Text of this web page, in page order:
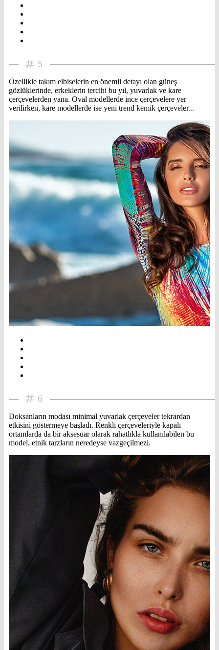
5
Özellikle takım elbiselerin en önemli detayı olan güneş
gözlüklerinde, erkeklerin tercihi bu yıl, yuvarlak ve kare
çerçevelerden yana. Oval modellerde ince çerçevelere yer
verilirken, kare modellerde ise yeni trend kemik çerçeveler...
6
Doksanların modası minimal yuvarlak çerçeveler tekrardan
etkisini göstermeye başladı. Renkli çerçeveleriyle kapalı
ortamlarda da bir aksesuar olarak rahatlıkla kullanılabilen bu
model, etnik tarzların neredeyse vazgeçilmezi.